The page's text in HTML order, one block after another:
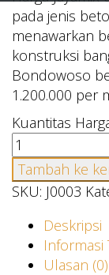
pada jenis
menawarkan
konstruksi
Bondowoso
1.200.000 per
Kuantitas
Tambah ke
SKU: J0003
Deskripsi
Informasi
Ulasan (0)